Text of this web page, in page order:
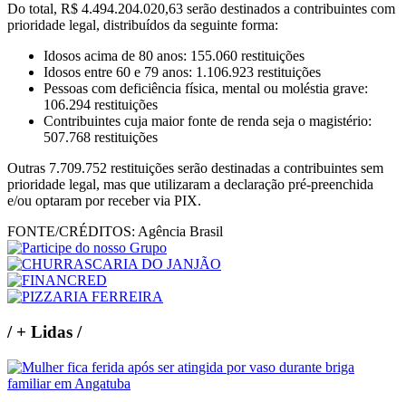
Do total, R$ 4.494.204.020,63 serão destinados a contribuintes com
prioridade legal, distribuídos da seguinte forma:
Idosos acima de 80 anos: 155.060 restituições
Idosos entre 60 e 79 anos: 1.106.923 restituições
Pessoas com deficiência física, mental ou moléstia grave:
106.294 restituições
Contribuintes cuja maior fonte de renda seja o magistério:
507.768 restituições
Outras 7.709.752 restituições serão destinadas a contribuintes sem
prioridade legal, mas que utilizaram a declaração pré-preenchida
e/ou optaram por receber via PIX.
FONTE/CRÉDITOS: Agência Brasil
/+ Lidas /